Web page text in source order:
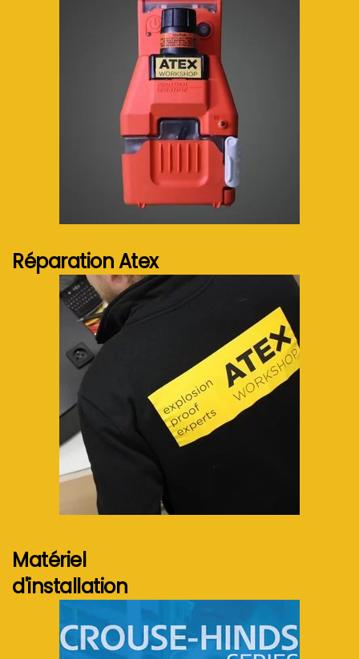
Voir plus...
Réparation Atex
Voir plus...
Matériel
d'installation